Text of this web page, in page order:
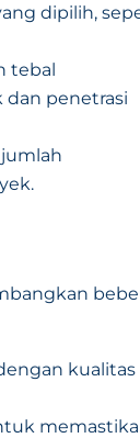
dipilih,
tebal
penetrasi
kualitas